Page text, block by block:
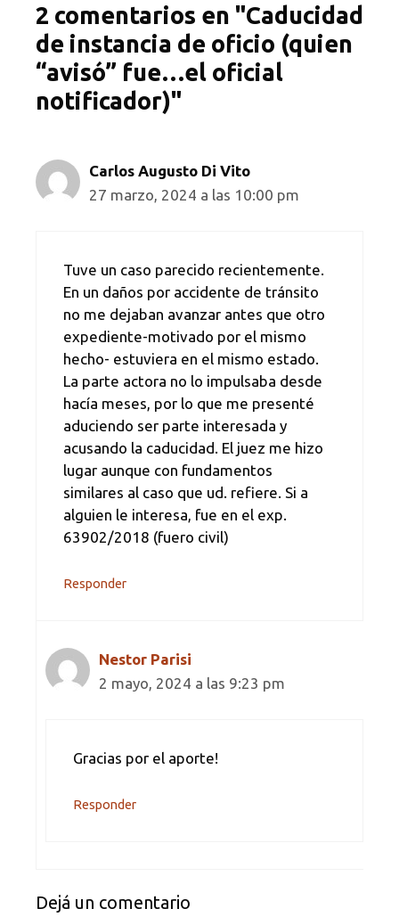
2 comentarios en "Caducidad
de instancia de oficio (quien
“avisó” fue…el oficial
notificador)"
Carlos Augusto Di Vito
27 marzo, 2024 a las 10:00 pm
Tuve un caso parecido recientemente.
En un daños por accidente de tránsito
no me dejaban avanzar antes que otro
expediente-motivado por el mismo
hecho- estuviera en el mismo estado.
La parte actora no lo impulsaba desde
hacía meses, por lo que me presenté
aduciendo ser parte interesada y
acusando la caducidad. El juez me hizo
lugar aunque con fundamentos
similares al caso que ud. refiere. Si a
alguien le interesa, fue en el exp.
63902/2018 (fuero civil)
Responder
Nestor Parisi
2 mayo, 2024 a las 9:23 pm
Gracias por el aporte!
Responder
Dejá un comentario